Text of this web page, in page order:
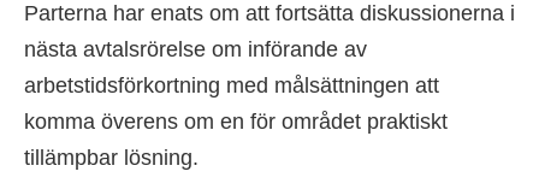
Parterna har enats om att fortsätta diskussionerna i
nästa avtalsrörelse om införande av
arbetstidsförkortning med målsättningen att
komma överens om en för området praktiskt
tillämpbar lösning.